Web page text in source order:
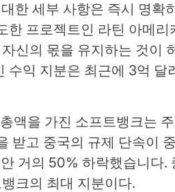
한 세부 사항은 즉시 명확
한 프로젝트인 라틴 아메
신의 몫을 유지하는 것이
수익 지분은 최근에 3억 달
액을 가진 소프트뱅크는
받고 중국의 규제 단속이
거의 50% 하락했습니다.
크의 최대 지분이다.